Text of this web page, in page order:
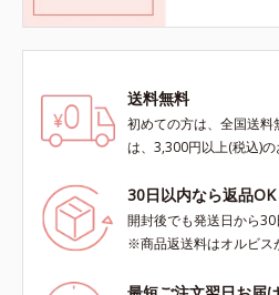
送料無料
初めての方は、全国送
は、3,300円以上(税込)
30日以内なら返品OK
開封後でも発送日から
※商品返送料はオルビス